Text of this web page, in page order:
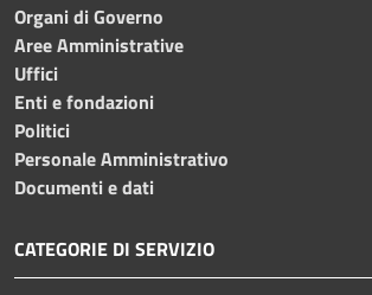
Organi di Governo
Aree Amministrative
Uffici
Enti e fondazioni
Politici
Personale Amministrativo
Documenti e dati
CATEGORIE DI SERVIZIO